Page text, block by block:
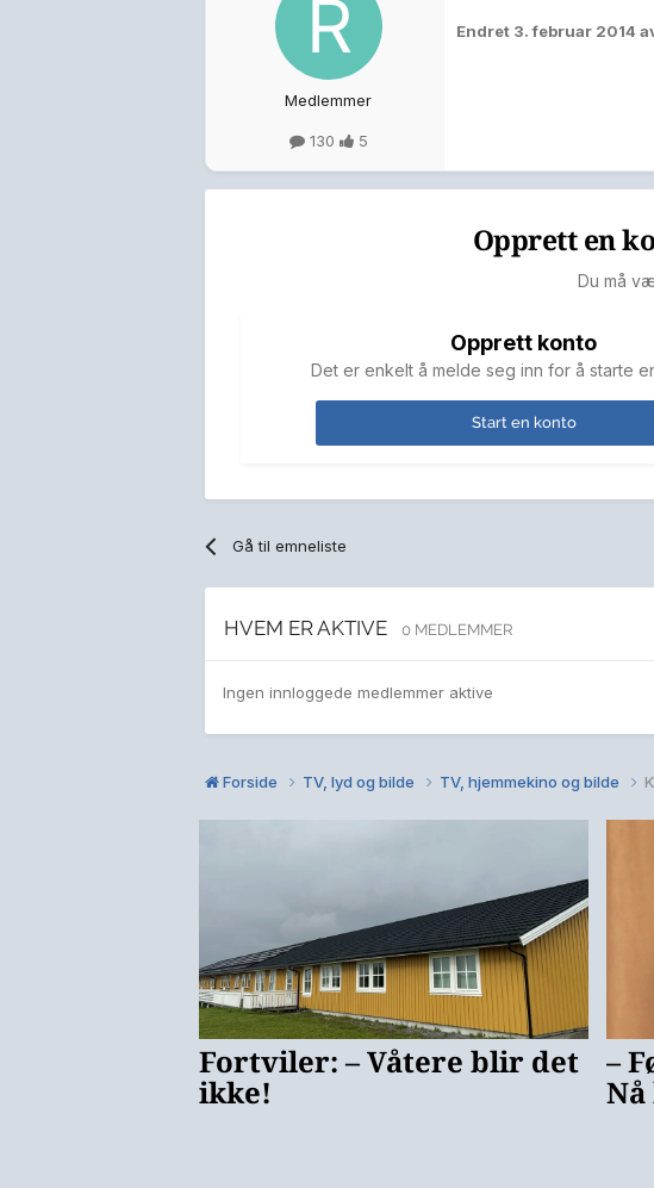
Medlemmer
130 5
Endret 3. februar 2014
Opprett en
Du må
Opprett konto
Det er enkelt å melde seg inn for å starte
Start en konto
Gå til emneliste
HVEM ER AKTIVE 0 MEDLEMMER
Ingen innloggede medlemmer aktive
Forside TV, lyd og bilde TV, hjemmekino og bilde